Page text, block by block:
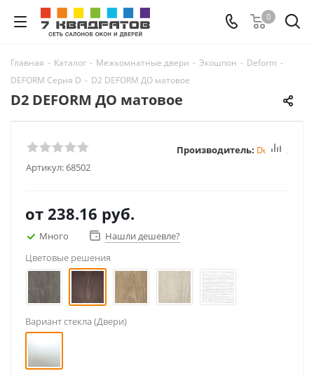
0
Главная - Каталог - Межкомнатные двери - Экошпон - Deform -
DEFORM Серия D - D2 DEFORM ДО матовое
D2 DEFORM ДО матовое
Артикул:68502
Производитель: Deform
от 238.16 руб.
Много
Нашли дешевле?
Цветовые решения
Вариант стекла (Двери)